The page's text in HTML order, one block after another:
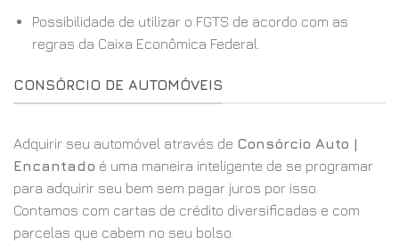
Possibilidade de utilizar o FGTS de acordo com as
regras da Caixa Econômica Federal.
CONSÓRCIO DE AUTOMÓVEIS
Adquirir seu automóvel através de Consórcio Auto |
Encantado é uma maneira inteligente de se programar
para adquirir seu bem sem pagar juros por isso.
Contamos com cartas de crédito diversificadas e com
parcelas que cabem no seu bolso.